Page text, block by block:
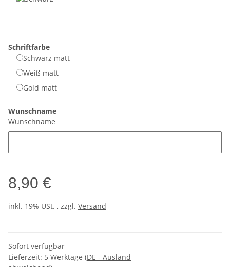
Schriftfarbe
Schwarz matt
Weiß matt
Gold matt
Wunschname
Wunschname
8,90 €
inkl. 19% USt. , zzgl. Versand
Sofort verfügbar
Lieferzeit: 5 Werktage (DE - Ausland